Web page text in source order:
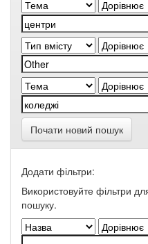
Почати новий пошук
Додати фільтри:
Використовуйте фільтри
пошуку.